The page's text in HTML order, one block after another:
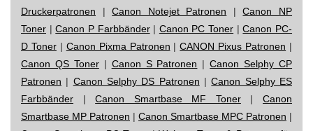
Druckerpatronen |Canon Notejet Patronen |Canon NP
Toner |Canon P Farbbänder| Canon PC Toner |Canon PC-
D Toner| Canon Pixma Patronen |CANON Pixus Patronen |
Canon QS Toner| Canon S Patronen |Canon Selphy CP
Patronen | Canon Selphy DS Patronen |Canon Selphy ES
Farbbänder |Canon Smartbase MF Toner|Canon
Smartbase MP Patronen | Canon Smartbase MPC Patronen |